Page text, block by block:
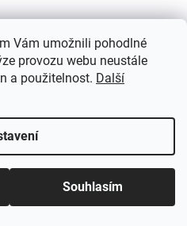
Vám umožnili pohodlné
provozu webu neustále
a použitelnost. Další
Souhlasím